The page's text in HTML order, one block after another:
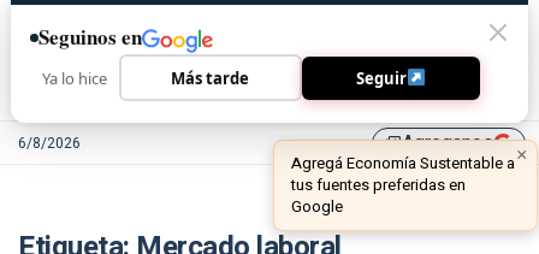
6/8/2026 library_addAgreganos ×
Agregá Economía Sustentable a
tus fuentes preferidas en
Google
Seguinos en
Ya lo hice Más tarde Seguir